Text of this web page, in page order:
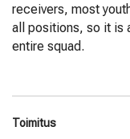
receivers, most
all positions, so it is
entire squad.
Toimitus